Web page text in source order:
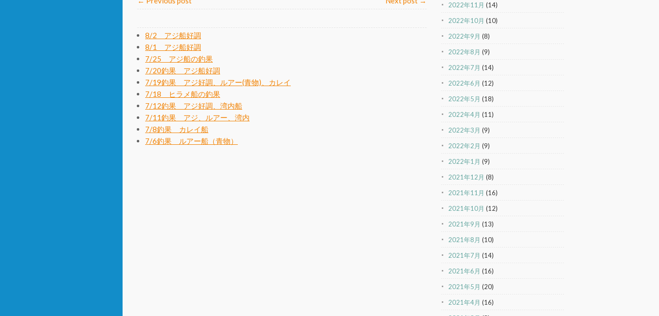
8/2 アジ船好調
8/1 アジ船好調
7/25 アジ船の釣果
7/20釣果 アジ船好調
7/19釣果 アジ好調、ルアー(青物)、カレイ
7/18 ヒラメ船の釣果
7/12釣果 アジ好調、湾内船
7/11釣果 アジ、ルアー、湾内
7/8釣果 カレイ船
7/6釣果 ルアー船（青物）
2022年11月 (14)
2022年10月 (10)
2022年9月 (8)
2022年8月 (9)
2022年7月 (14)
2022年6月 (12)
2022年5月 (18)
2022年4月 (11)
2022年3月 (9)
2022年2月 (9)
2022年1月 (9)
2021年12月 (8)
2021年11月 (16)
2021年10月 (12)
2021年9月 (13)
2021年8月 (10)
2021年7月 (14)
2021年6月 (16)
2021年5月 (20)
2021年4月 (16)